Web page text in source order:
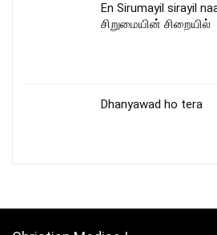
En Sirumayil sirayil
சிறுமையின் சிறையில்
Dhanyawad ho tera